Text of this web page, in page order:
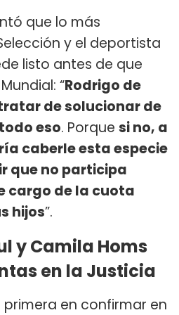
que lo más
y el deportista
listo antes de que
“Rodrigo de
de solucionar de
eso. Porque si no, a
caberle esta especie
que no participa
cargo de la cuota
hijos”.
y Camila Homs
en la Justicia
primera en confirmar en